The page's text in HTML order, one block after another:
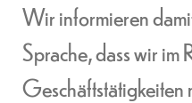
Wir informieren
Sprache, dass wir im
Geschäftstätigkeiten